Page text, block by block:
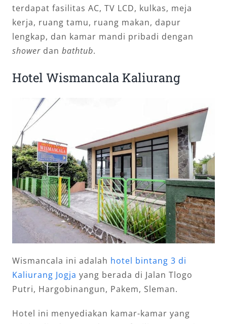
terdapat fasilitas AC, TV LCD, kulkas, meja
kerja, ruang tamu, ruang makan, dapur
lengkap, dan kamar mandi pribadi dengan
showerdan bathtub.
Hotel Wismancala Kaliurang
Wismancala ini adalah hotel bintang 3 di
Kaliurang Jogja yang berada di Jalan Tlogo
Putri, Hargobinangun, Pakem, Sleman.
Hotel ini menyediakan kamar-kamar yang